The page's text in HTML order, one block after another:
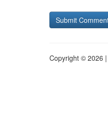
Copyright © 2026 |